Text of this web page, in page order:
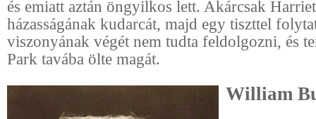
és emiatt aztán öngyilkos lett. Akárcsak
házasságának kudarcát, majd egy tiszttel
viszonyának végét nem tudta feldolgozni, és
Park tavába ölte magát.
William